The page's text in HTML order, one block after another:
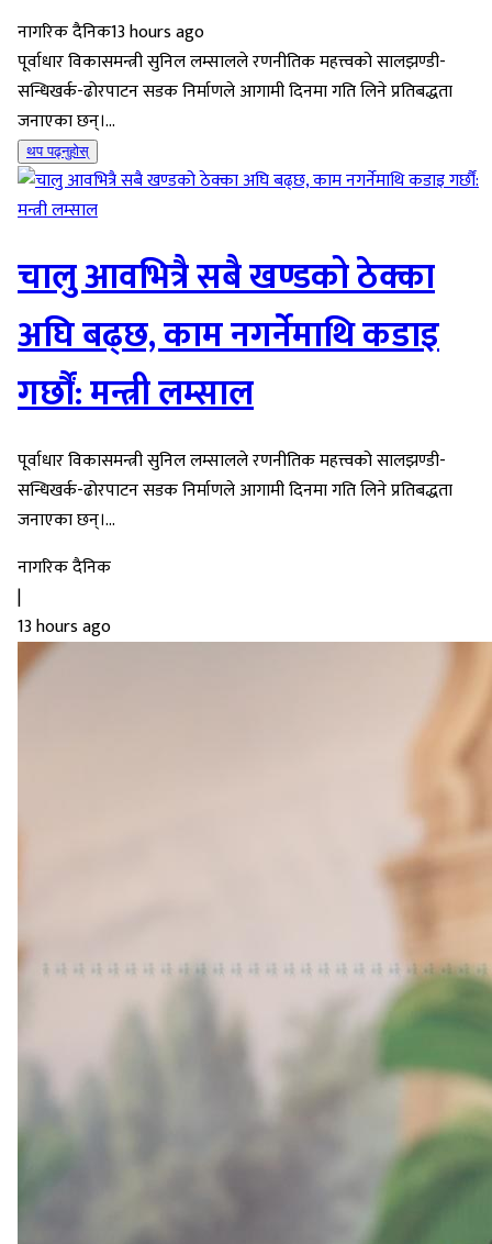
नागरिक दैनिक13 hours ago
पूर्वाधार विकासमन्त्री सुनिल लम्सालले रणनीतिक महत्त्वको सालझण्डी-
सन्धिखर्क-ढोरपाटन सडक निर्माणले आगामी दिनमा गति लिने प्रतिबद्धता
जनाएका छन्।...
थप पढ्नुहोस्
चालु आवभित्रै सबै खण्डको ठेक्का
अघि बढ्छ, काम नगर्नेमाथि कडाइ
गर्छौं: मन्त्री लम्साल
पूर्वाधार विकासमन्त्री सुनिल लम्सालले रणनीतिक महत्त्वको सालझण्डी-
सन्धिखर्क-ढोरपाटन सडक निर्माणले आगामी दिनमा गति लिने प्रतिबद्धता
जनाएका छन्।...
नागरिक दैनिक
|
13 hours ago